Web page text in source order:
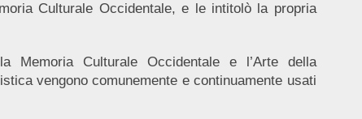
Culturale Occidentale, e le intitolò la propria
Memoria Culturale Occidentale e l’Arte della
vengono comunemente e continuamente usati